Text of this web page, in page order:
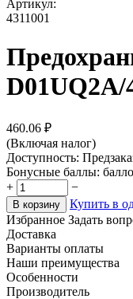
Артикул:
4311001
D01UQ2A/
460.06 ₽
(Включая налог)
Доступность:
Бонусные баллы:
+
−
В корзину
Купить в
Избранное Задать
Доставка
Варианты оплаты
Наши преимущества
Особенности
Производитель